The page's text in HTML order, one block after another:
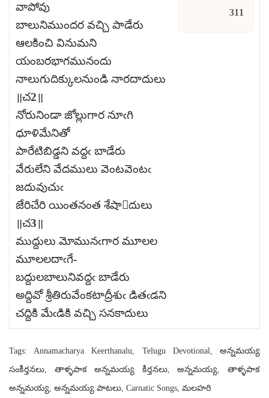
వాపోవు
బాలునిముందర వచ్చి పాడేరు
ఆలకించి వినుమని
యంబరభాగమునందు
నాలుగుదిక్కులనుండి నారదాదులు
॥చ2॥
నోరునిండా జోల్లుగార నూఁగి
ధూళిమేనితో
పారేటిబిడ్డని వద్దఁ బాడేరు
వేరులేని వేదములు వెంటవెంటఁ
జదువుచుఁ
జేరిచేరి యింతనంత శేషాదులు
॥చ3॥
ముద్దులు మోమునఁగార మూలల
మూలలదాఁగే-
బద్దులబాలునివద్దఁ బాడేరు
అద్దివో శ్రీతిరువేంకటాద్రీశుఁ డితఁడని
చద్దికి మేఁడికి వచ్చి సనకాదులు
311
Tags: Annamacharya Keerthanalu, Telugu Devotional, అన్నమయ్య
సంకీర్తనలు, తాళ్ళపాక అన్నమయ్య కీర్తనలు, అన్నమయ్య, తాళ్ళపాక
అన్నమయ్య, అన్నమయ్య పాటలు, Carnatic Songs, మలహరి